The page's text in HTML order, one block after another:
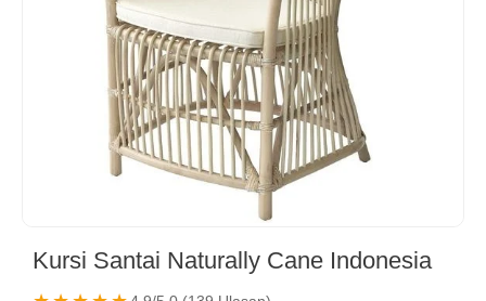
Kursi Santai Naturally Cane Indonesia